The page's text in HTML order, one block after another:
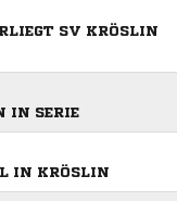
SV KRÖSLIN 1
IN SERIE
IN KRÖSLIN